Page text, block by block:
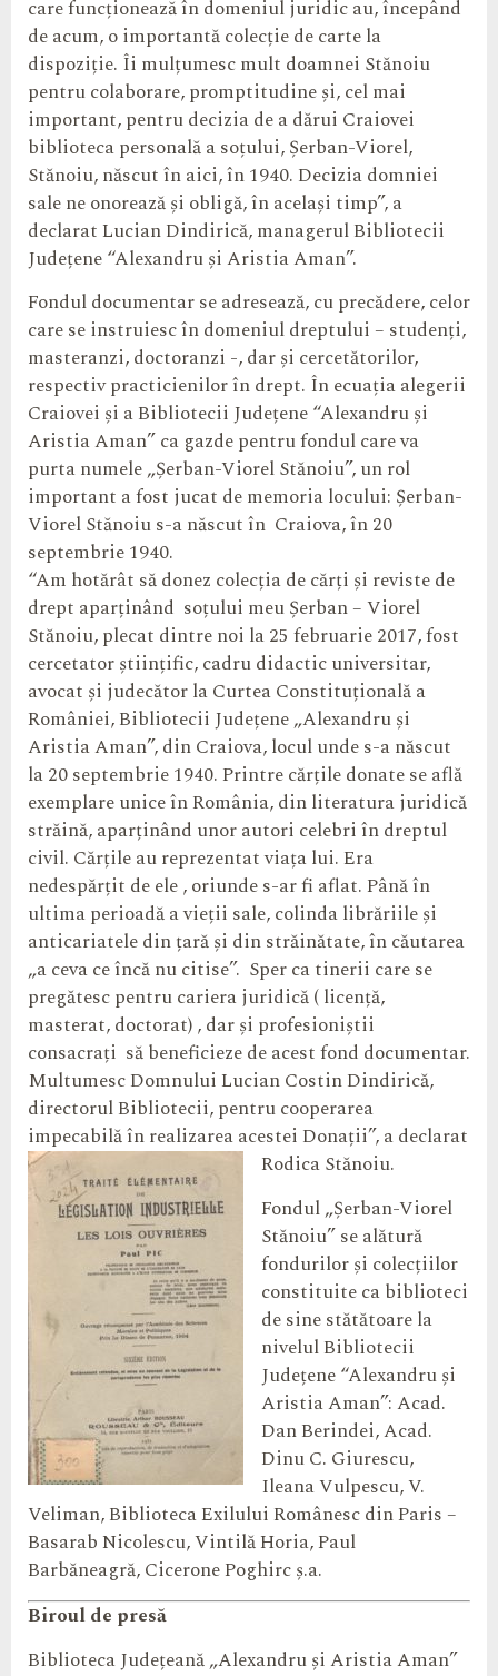
care funcționează în domeniul juridic au, începând
de acum, o importantă colecție de carte la
dispoziție. Îi mulțumesc mult doamnei Stănoiu
pentru colaborare, promptitudine și, cel mai
important, pentru decizia de a dărui Craiovei
biblioteca personală a soțului, Șerban-Viorel,
Stănoiu, născut în aici, în 1940. Decizia domniei
sale ne onorează și obligă, în același timp”, a
declarat Lucian Dindirică, managerul Bibliotecii
Județene “Alexandru și Aristia Aman”.
Fondul documentar se adresează, cu precădere, celor
care se instruiesc în domeniul dreptului – studenți,
masteranzi, doctoranzi -, dar și cercetătorilor,
respectiv practicienilor în drept. În ecuația alegerii
Craiovei și a Bibliotecii Județene “Alexandru și
Aristia Aman” ca gazde pentru fondul care va
purta numele „Șerban-Viorel Stănoiu”, un rol
important a fost jucat de memoria locului: Șerban-
Viorel Stănoiu s-a născut în Craiova, în 20
septembrie 1940.
“Am hotărât să donez colecția de cărți și reviste de
drept aparținând soțului meu Șerban – Viorel
Stănoiu, plecat dintre noi la 25 februarie 2017, fost
cercetator științific, cadru didactic universitar,
avocat și judecător la Curtea Constituțională a
României, Bibliotecii Județene „Alexandru și
Aristia Aman”, din Craiova, locul unde s-a născut
la 20 septembrie 1940. Printre cărțile donate se află
exemplare unice în România, din literatura juridică
străină, aparținând unor autori celebri în dreptul
civil. Cărțile au reprezentat viața lui. Era
nedespărțit de ele , oriunde s-ar fi aflat. Până în
ultima perioadă a vieții sale, colinda librăriile și
anticariatele din țară și din străinătate, în căutarea
„a ceva ce încă nu citise”. Sper ca tinerii care se
pregătesc pentru cariera juridică ( licență,
masterat, doctorat) , dar și profesioniștii
consacrați să beneficieze de acest fond documentar.
Multumesc Domnului Lucian Costin Dindirică,
directorul Bibliotecii, pentru cooperarea
impecabilă în realizarea acestei Donații”, a declarat
Rodica Stănoiu.
Fondul „Șerban-Viorel
Stănoiu” se alătură
fondurilor și colecțiilor
constituite ca biblioteci
de sine stătătoare la
nivelul Bibliotecii
Județene “Alexandru și
Aristia Aman”: Acad.
Dan Berindei, Acad.
Dinu C. Giurescu,
Ileana Vulpescu, V.
Veliman, Biblioteca Exilului Românesc din Paris –
Basarab Nicolescu, Vintilă Horia, Paul
Barbăneagră, Cicerone Poghirc ș.a.
Biroul de presă
Biblioteca Județeană „Alexandru și Aristia Aman”